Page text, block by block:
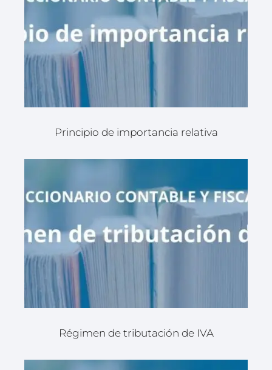
Principio de importancia relativa
Régimen de tributación de IVA